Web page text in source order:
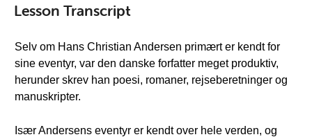
Lesson Transcript
Selv om Hans Christian Andersen primært er kendt for
sine eventyr, var den danske forfatter meget produktiv,
herunder skrev han poesi, romaner, rejseberetninger og
manuskripter.
Især Andersens eventyr er kendt over hele verden, og